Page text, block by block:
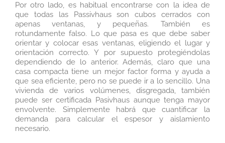
Por otro lado, es habitual encontrarse con la idea de
que todas las Passivhaus son cubos cerrados con
apenas ventanas, y pequeñas. También es
rotundamente falso. Lo que pasa es que debe saber
orientar y colocar esas ventanas, eligiendo el lugar y
orientación correcto. Y por supuesto protegiéndolas
dependiendo de lo anterior. Además, claro que una
casa compacta tiene un mejor factor forma y ayuda a
que sea eficiente, pero no se puede ir a lo sencillo. Una
vivienda de varios volúmenes, disgregada, también
puede ser certificada Pasivhaus aunque tenga mayor
envolvente. Simplemente habrá que cuantificar la
demanda para calcular el espesor y aislamiento
necesario.